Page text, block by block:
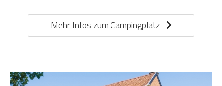
Mehr Infos zum Campingplatz